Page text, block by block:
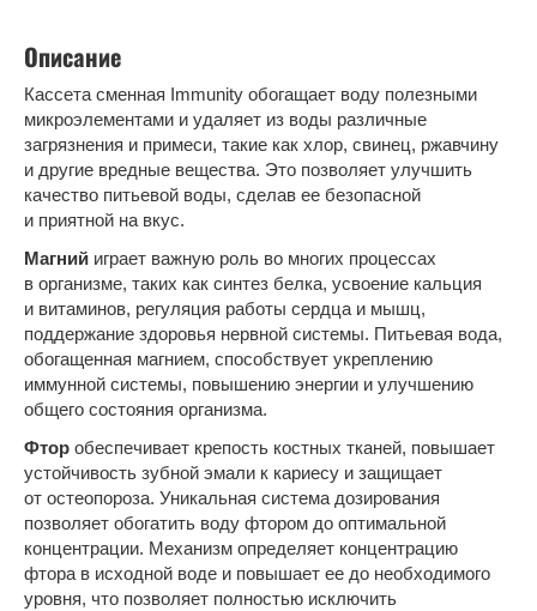
Описание
Кассета сменная Immunity обогащает воду полезными
микроэлементами и удаляет из воды различные
загрязнения и примеси, такие как хлор, свинец, ржавчину
и другие вредные вещества. Это позволяет улучшить
качество питьевой воды, сделав ее безопасной
и приятной на вкус.
Магний играет важную роль во многих процессах
в организме, таких как синтез белка, усвоение кальция
и витаминов, регуляция работы сердца и мышц,
поддержание здоровья нервной системы. Питьевая вода,
обогащенная магнием, способствует укреплению
иммунной системы, повышению энергии и улучшению
общего состояния организма.
Фтор обеспечивает крепость костных тканей, повышает
устойчивость зубной эмали к кариесу и защищает
от остеопороза. Уникальная система дозирования
позволяет обогатить воду фтором до оптимальной
концентрации. Механизм определяет концентрацию
фтора в исходной воде и повышает ее до необходимого
уровня, что позволяет полностью исключить